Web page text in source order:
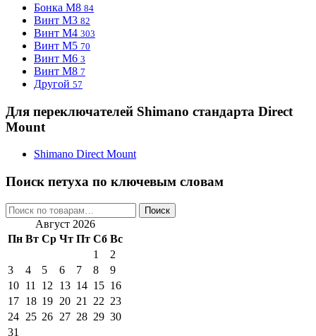
Бонка M8 84
Винт M3 82
Винт M4 303
Винт M5 70
Винт М6 3
Винт М8 7
Другой 57
Для переключателей Shimano стандарта Direct
Mount
Shimano Direct Mount
Поиск петуха по ключевым словам
Искать: Поиск
Август 2026
Пн Вт Ср Чт Пт Сб Вс
1
2
3
4 5 6 7 8
9
10 11 12 13 14 15 16
17 18 19 20 21 22 23
24 25 26 27 28 29 30
31